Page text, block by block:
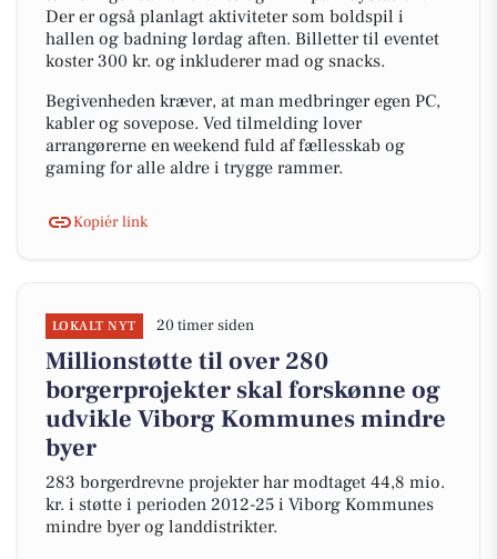
Der er også planlagt aktiviteter som boldspil i
hallen og badning lørdag aften. Billetter til eventet
koster 300 kr. og inkluderer mad og snacks.
Begivenheden kræver, at man medbringer egen PC,
kabler og sovepose. Ved tilmelding lover
arrangørerne en weekend fuld af fællesskab og
gaming for alle aldre i trygge rammer.
Kopiér link
LOKALT NYT 20 timer siden
Millionstøtte til over 280
borgerprojekter skal forskønne og
udvikle Viborg Kommunes mindre
byer
283 borgerdrevne projekter har modtaget 44,8 mio.
kr. i støtte i perioden 2012-25 i Viborg Kommunes
mindre byer og landdistrikter.